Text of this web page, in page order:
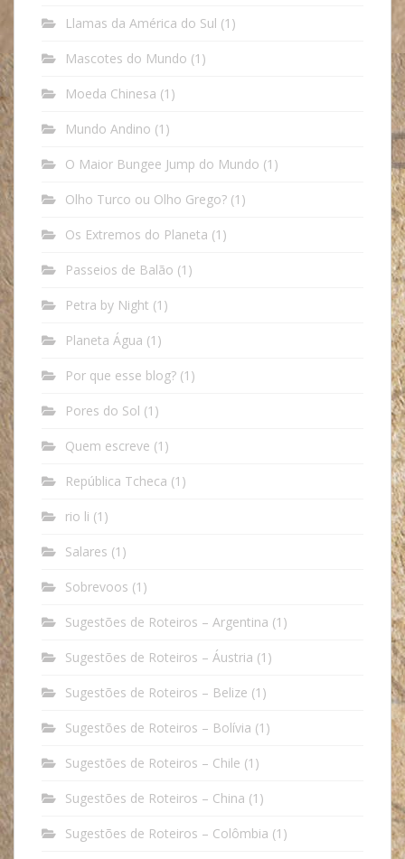
Llamas da América do Sul (1)
Mascotes do Mundo (1)
Moeda Chinesa (1)
Mundo Andino (1)
O Maior Bungee Jump do Mundo (1)
Olho Turco ou Olho Grego? (1)
Os Extremos do Planeta (1)
Passeios de Balão (1)
Petra by Night (1)
Planeta Água (1)
Por que esse blog? (1)
Pores do Sol (1)
Quem escreve (1)
República Tcheca (1)
rio li (1)
Salares (1)
Sobrevoos (1)
Sugestões de Roteiros – Argentina (1)
Sugestões de Roteiros – Áustria (1)
Sugestões de Roteiros – Belize (1)
Sugestões de Roteiros – Bolívia (1)
Sugestões de Roteiros – Chile (1)
Sugestões de Roteiros – China (1)
Sugestões de Roteiros – Colômbia (1)